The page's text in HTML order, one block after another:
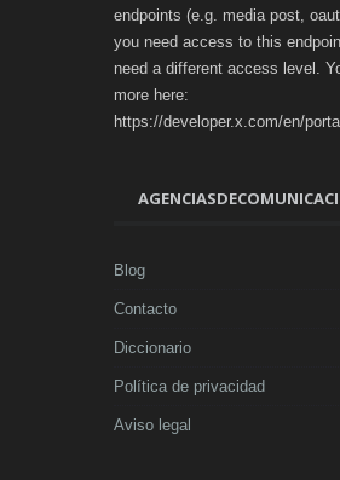
endpoints (e.g. media post,
you need access to this
need a different access level.
more here:
https://developer.x.com/en/
Blog
Contacto
Diccionario
Política de privacidad
Aviso legal